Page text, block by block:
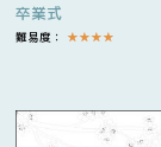
卒業式
難易度： ★★★★